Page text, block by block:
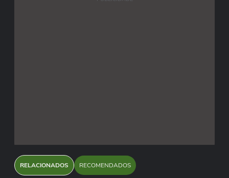
RELACIONADOS RECOMENDADOS